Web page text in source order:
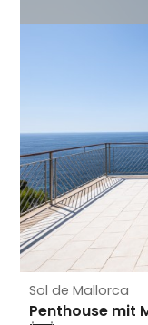
Sol de Mallorca